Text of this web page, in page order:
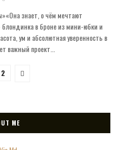
знает, о чём мечтают
в броне из мини-юбки и
ум и абсолютная уверенность в
важный проект...
2
ME